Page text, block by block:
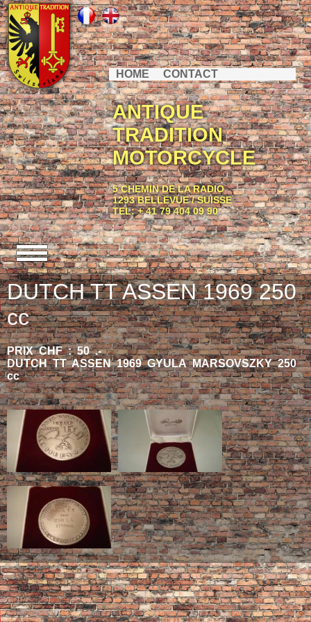
HOME CONTACT
ANTIQUE
TRADITION
MOTORCYCLE
5 CHEMIN DE LA RADIO
1293 BELLEVUE / SUISSE
TEL: + 41 79 404 09 90
DUTCH TT ASSEN 1969 250
cc
PRIX CHF : 50 .-
DUTCH TT ASSEN 1969 GYULA MARSOVSZKY 250
cc